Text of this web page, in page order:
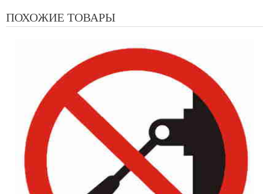
ПОХОЖИЕ ТОВАРЫ